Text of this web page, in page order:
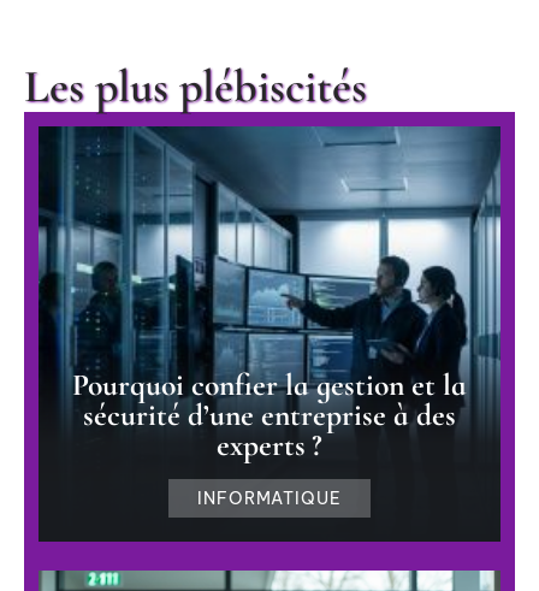
Les plus plébiscités
Pourquoi confier la gestion et la
sécurité d’une entreprise à des
experts ?
INFORMATIQUE